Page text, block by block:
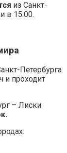
из Санкт-
в 15:00.
Петербурга
и проходит
– Лиски